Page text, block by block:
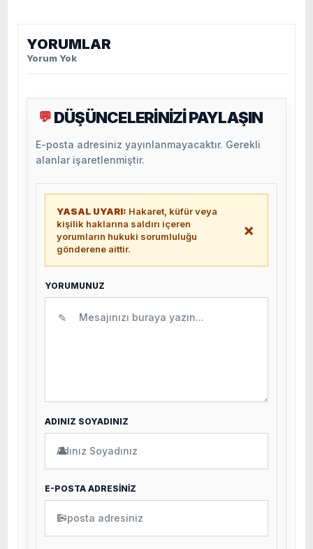
YORUMLAR
Yorum Yok
💬 DÜŞÜNCELERİNİZİ PAYLAŞIN
E-posta adresiniz yayınlanmayacaktır. Gerekli
alanlar işaretlenmiştir.
YASAL UYARI: Hakaret, küfür veya
kişilik haklarına saldırı içeren
yorumların hukuki sorumluluğu
gönderene aittir.
×
YORUMUNUZ
✎
ADINIZ SOYADINIZ
👤
E-POSTA ADRESİNİZ
✉